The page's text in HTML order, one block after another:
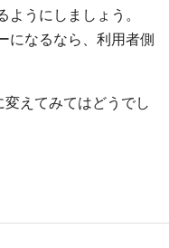
うにしましょう。
になるなら、利用者側
えてみてはどうでし